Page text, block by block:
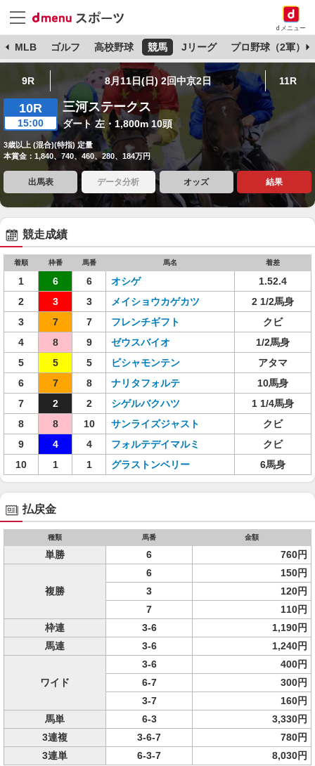
dメニュー
MLB ゴルフ 高校野球 競馬 Jリーグ プロ野球（2軍）
9R 8月11日(日) 2回中京2日 11R
10R
15:00
三河ステークス
ダート 左・1,800m 10頭
3歳以上 (混合)(特指) 定量
本賞金：1,840、740、460、280、184万円
出馬表 データ分析 オッズ 結果
競走成績
着順 枠番 馬番 馬名 着差
1 6 6 オシゲ
1.52.4
2
3 3 メイショウカゲカツ
2 1/2馬身
3
7 7 フレンチギフト
クビ
4
8 9 ゼウスバイオ
1/2馬身
5
5 5 ビシャモンテン
アタマ
6
7 8 ナリタフォルテ
10馬身
7
2 2 シゲルバクハツ
1 1/4馬身
8
8 10 サンライズジャスト
クビ
9
4 4 フォルテデイマルミ
クビ
10
1 1 グラストンベリー 6馬身
払戻金
種類 馬番 金額
単勝 6 760円
複勝
6
150円
3
120円
7
110円
枠連
3-6
1,190円
馬連
3-6 1,240円
ワイド
3-6
400円
6-7
300円
3-7
160円
馬単
6-3
3,330円
3連複
3-6-7
780円
3連単
6-3-7 8,030円